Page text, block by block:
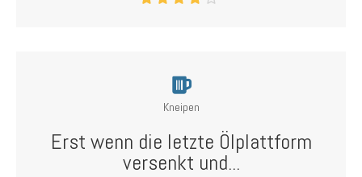
Kneipen
Erst wenn die letzte Ölplattform
versenkt und...